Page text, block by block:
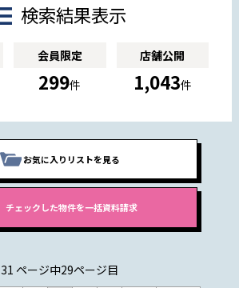
検索結果表示
会員限定
299件
店舗公開
1,043件
お気に入りリストを見る
31 ページ中29ページ目